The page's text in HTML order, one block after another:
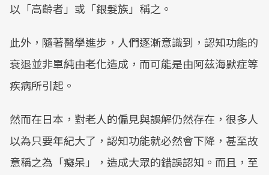
以「高齡者」或「銀髮族」稱之。
此外，隨著醫學進步，人們逐漸意識到，認知功能的
衰退並非單純由老化造成，而可能是由阿茲海默症等
疾病所引起。
然而在日本，對老人的偏見與誤解仍然存在，很多人
以為只要年紀大了，認知功能就必然會下降，甚至故
意稱之為「癡呆」，造成大眾的錯誤認知。而且，至